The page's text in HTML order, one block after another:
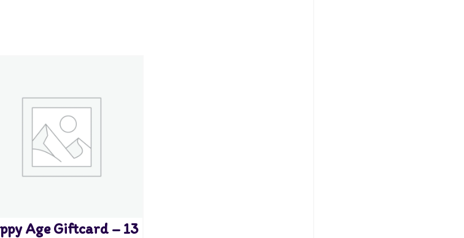
Age Giftcard – 13